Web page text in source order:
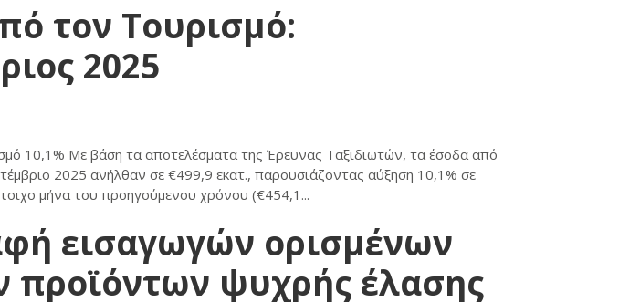
τον Τουρισμό:
2025
10,1% Με βάση τα αποτελέσματα της Έρευνας Ταξιδιωτών, τα έσοδα από
2025 ανήλθαν σε €499,9 εκατ., παρουσιάζοντας αύξηση 10,1% σε
μήνα του προηγούμενου χρόνου (€454,1...
εισαγωγών ορισμένων
προϊόντων ψυχρής έλασης